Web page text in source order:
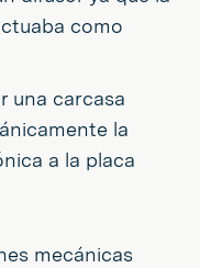
como
una carcasa
la
a la placa
mecánicas